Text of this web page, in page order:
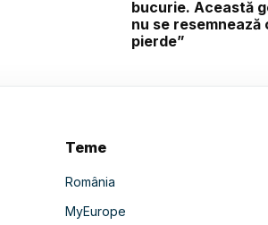
bucurie. Această
nu se resemnează
pierde”
Teme
România
MyEurope